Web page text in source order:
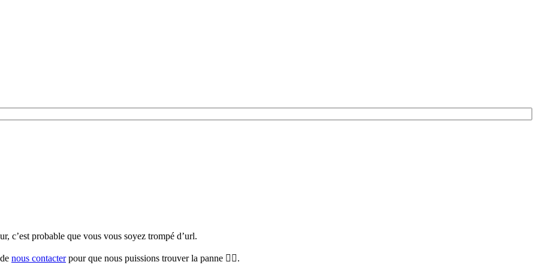
c’est probable que vous vous soyez trompé d’url.
nous contacterpour que nous puissions trouver la panne 🕵️‍♀️.